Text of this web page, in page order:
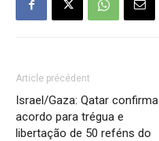
Article précédent
Israel/Gaza: Qatar confirma
acordo para trégua e
libertação de 50 reféns do